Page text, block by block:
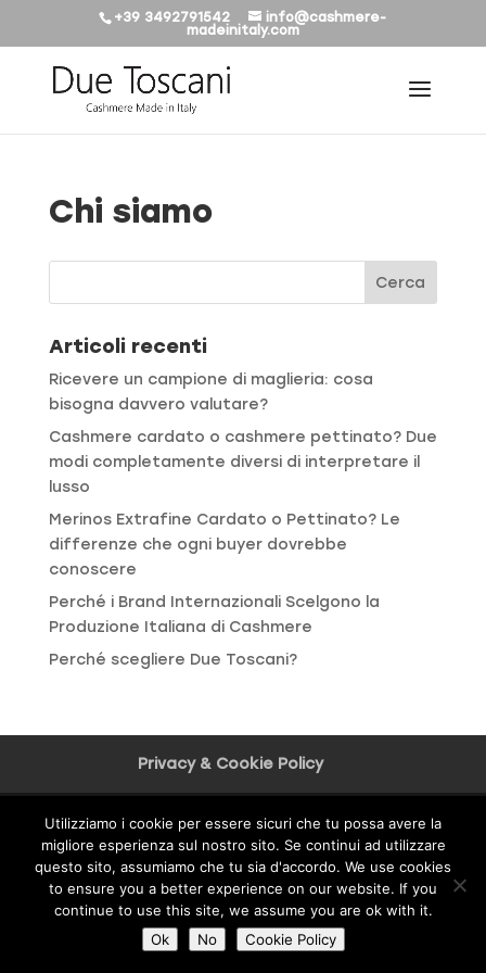
+39 3492791542
info@cashmere-
madeinitaly.com
Chi siamo
Articoli recenti
Ricevere un campione di maglieria: cosa
bisogna davvero valutare?
Cashmere cardato o cashmere pettinato? Due
modi completamente diversi di interpretare il
lusso
Merinos Extrafine Cardato o Pettinato? Le
differenze che ogni buyer dovrebbe
conoscere
Perché i Brand Internazionali Scelgono la
Produzione Italiana di Cashmere
Perché scegliere Due Toscani?
Privacy & Cookie Policy
Federico Scatizzi, Via B. Tettamanti, 19A -
59100 Prato - Italia - P.IVA/VAT IT02285360976
Utilizziamo i cookie per essere sicuri che tu possa avere la
migliore esperienza sul nostro sito. Se continui ad utilizzare
questo sito, assumiamo che tu sia d'accordo. We use cookies
to ensure you a better experience on our website. If you
continue to use this site, we assume you are ok with it.
Ok
No Cookie Policy